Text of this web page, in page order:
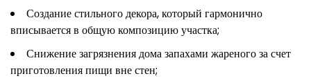
Создание стильного декора, который гармонично
вписывается в общую композицию участка;
Снижение загрязнения дома запахами жареного за счет
приготовления пищи вне стен;